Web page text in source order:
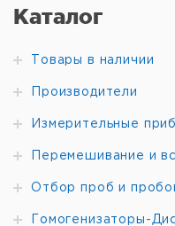
Каталог
Товары в наличии
Производители
Измерительные
Перемешивание и
Отбор проб и
Гомогенизаторы-
охлаждения
LKR 3000
расхода
1
Разрывной
клапан
1